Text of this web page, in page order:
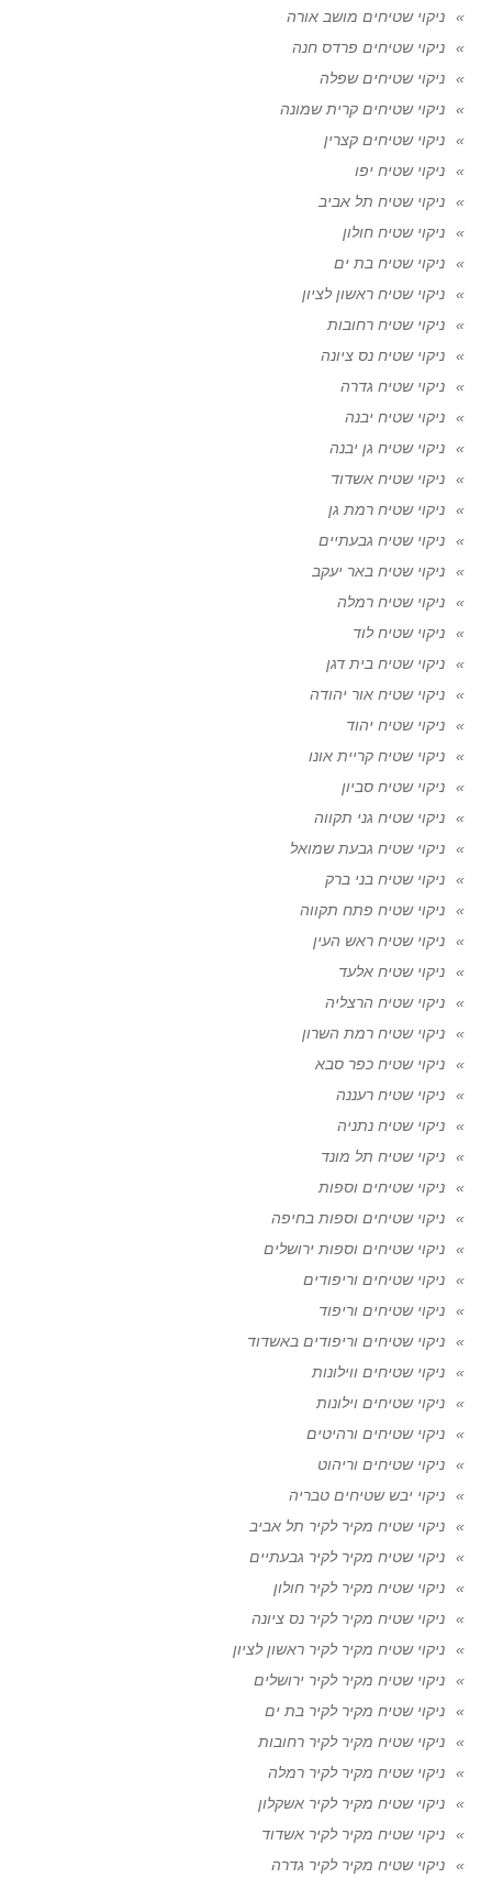
ניקוי שטיחים מושב אורה
ניקוי שטיחים פרדס חנה
ניקוי שטיחים שפלה
ניקוי שטיחים קרית שמונה
ניקוי שטיחים קצרין
ניקוי שטיח יפו
ניקוי שטיח תל אביב
ניקוי שטיח חולון
ניקוי שטיח בת ים
ניקוי שטיח ראשון לציון
ניקוי שטיח רחובות
ניקוי שטיח נס ציונה
ניקוי שטיח גדרה
ניקוי שטיח יבנה
ניקוי שטיח גן יבנה
ניקוי שטיח אשדוד
ניקוי שטיח רמת גן
ניקוי שטיח גבעתיים
ניקוי שטיח באר יעקב
ניקוי שטיח רמלה
ניקוי שטיח לוד
ניקוי שטיח בית דגן
ניקוי שטיח אור יהודה
ניקוי שטיח יהוד
ניקוי שטיח קריית אונו
ניקוי שטיח סביון
ניקוי שטיח גני תקווה
ניקוי שטיח גבעת שמואל
ניקוי שטיח בני ברק
ניקוי שטיח פתח תקווה
ניקוי שטיח ראש העין
ניקוי שטיח אלעד
ניקוי שטיח הרצליה
ניקוי שטיח רמת השרון
ניקוי שטיח כפר סבא
ניקוי שטיח רעננה
ניקוי שטיח נתניה
ניקוי שטיח תל מונד
ניקוי שטיחים וספות
ניקוי שטיחים וספות בחיפה
ניקוי שטיחים וספות ירושלים
ניקוי שטיחים וריפודים
ניקוי שטיחים וריפוד
ניקוי שטיחים וריפודים באשדוד
ניקוי שטיחים ווילונות
ניקוי שטיחים וילונות
ניקוי שטיחים ורהיטים
ניקוי שטיחים וריהוט
ניקוי יבש שטיחים טבריה
ניקוי שטיח מקיר לקיר תל אביב
ניקוי שטיח מקיר לקיר גבעתיים
ניקוי שטיח מקיר לקיר חולון
ניקוי שטיח מקיר לקיר נס ציונה
ניקוי שטיח מקיר לקיר ראשון לציון
ניקוי שטיח מקיר לקיר ירושלים
ניקוי שטיח מקיר לקיר בת ים
ניקוי שטיח מקיר לקיר רחובות
ניקוי שטיח מקיר לקיר רמלה
ניקוי שטיח מקיר לקיר אשקלון
ניקוי שטיח מקיר לקיר אשדוד
ניקוי שטיח מקיר לקיר גדרה